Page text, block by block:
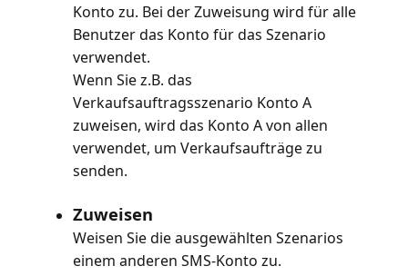
Konto zu. Bei der Zuweisung wird für alle
Benutzer das Konto für das Szenario
verwendet.
Wenn Sie z.B. das
Verkaufsauftragsszenario Konto A
zuweisen, wird das Konto A von allen
verwendet, um Verkaufsaufträge zu
senden.
Zuweisen
Weisen Sie die ausgewählten Szenarios
einem anderen SMS-Konto zu.